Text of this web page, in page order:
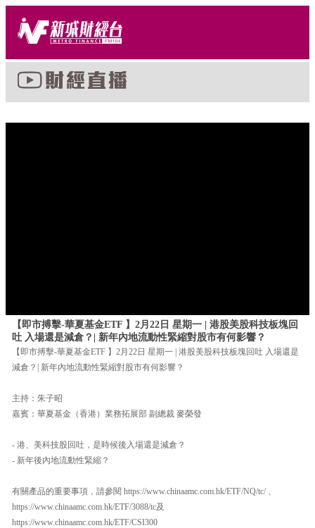
【即市搏擊-華夏基金ETF 】2月22日 星期一 | 港股美股科技板塊回
吐 入場還是減倉？| 新年內地流動性緊縮對股市有何影響？
【即市搏擊-華夏基金ETF 】2月22日 星期一 | 港股美股科技板塊回吐 入場還是
減倉？| 新年內地流動性緊縮對股市有何影響？
主持：朱子昭
嘉賓：華夏基金（香港）業務拓展部 副總裁 麥榮發
- 港、美科技股回吐，是時候後入場還是減倉？
- 新年後內地流動性緊縮？
有關產品的重要事項，請參閱 https://www.chinaamc.com.hk/ETF/NQ/tc/ 、
https://www.chinaamc.com.hk/ETF/3088/tc及
https://www.chinaamc.com.hk/ETF/CSI300